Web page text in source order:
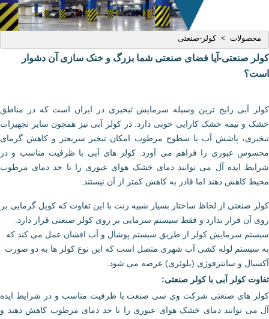
محصولات > کولر-صنعتی
کولر صنعتی-آیا فضای صنعتی شما بزرگ و خنک سازی آن دشوار
است؟
کولر آبی رایج ترین وسیله سرمایش تبخیری در ایران است که در مناطق
خشک و نیمه خشک کارایی خوبی دارد. در کولر آبی نیز همچون سایر تجهیزات
تبخیری، پاشش آب یا سطوح مرطوب امکان تبخیر سریعتر و کاهش گرمای
محسوس عبوری را فراهم می آورد. کولر های آبی با ظرفیت مناسب و در
شرایط ایده آل می توانند دمای خشک هوای عبوری را تا حد دمای مرطوب
محیط کاهش دهند اما قادر به کاهش کمتر از آن نیستند.
کولر صنعتی از لحاظ ساختار بسیار شبیه زنت با این تفاوت که کویل گرمایی بر
روی آن قرار ندارد و فقط سیستم سرمایی بر روی کولر صنعتی قرار دارد.
سیستم سرمایش کولر از طریق سیستم پوشال و آب افشان عمل مى کند که
به سیستم لوله کشى آب شهرى متصل است که این نوع کولر ها به دو صورت
آکسیال و سانترفوژی (بلوئری) عرضه می شود.
تفاوت کولر آبی با کولر صنعتی:
کولر های صنعتی شرکت وی سی صنعت با ظرفیت مناسب و در شرایط ایده
آل می توانند دمای خشک هوای عبوری را تا حد دمای مرطوب کاهش دهند و